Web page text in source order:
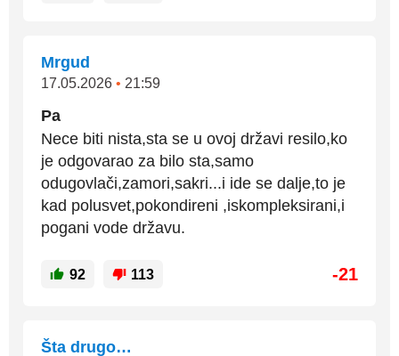
Mrgud
17.05.2026 • 21:59
Pa
Nece biti nista,sta se u ovoj državi resilo,ko
je odgovarao za bilo sta,samo
odugovlači,zamori,sakri...i ide se dalje,to je
kad polusvet,pokondireni ,iskompleksirani,i
pogani vode državu.
92 113 -21
Šta drugo…